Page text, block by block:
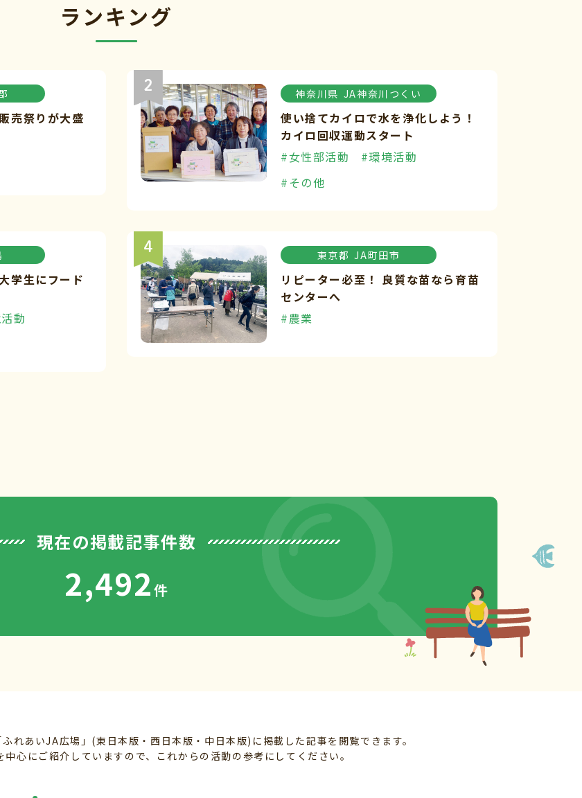
ランキング
売祭りが大盛
神奈川県 JA神奈川つくい
使い捨てカイロで水を浄化しよう！
カイロ回収運動スタート
#女性部活動
#環境活動
#その他
学生にフード
動
東京都 JA町田市
リピーター必至！ 良質な苗なら育苗
センターへ
#農業
現在の掲載記事件数
2,492件
れあいJA広場」(東日本版・西日本版・中日本版)に掲載した記事を閲覧できます。
心にご紹介していますので、これからの活動の参考にしてください。